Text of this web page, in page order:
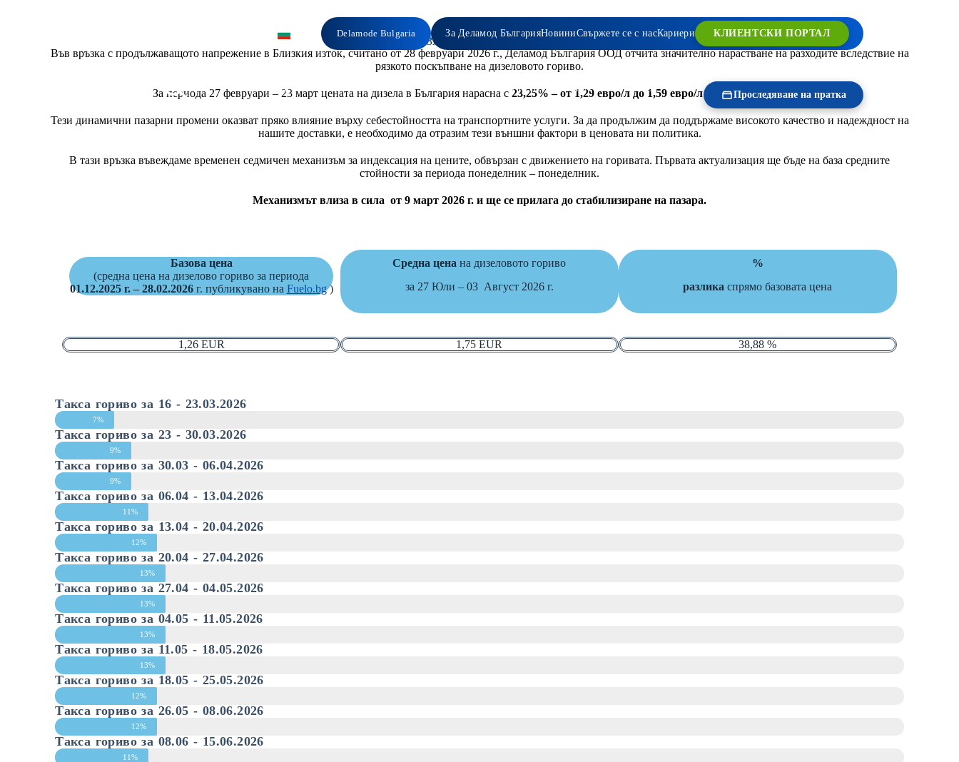
Delamode Bulgaria За Деламод БългарияНовиниСвържете се с насКариери КЛИЕНТСКИ ПОРТАЛ
Международен товарен транспорт УСЛУГИ С ДОБАВЕНА СТОЙНОСТ
Проследяване на пратка
ГОРИВНА ТАКСА ЗАРАДИ КРИЗАТА В БЛИЗКИЯ ИЗТОК
Във връзка с продължаващото напрежение в Близкия изток, считано от 28 февруари 2026 г., Деламод България ООД отчита значително нарастване на разходите вследствие на
рязкото поскъпване на дизеловото гориво.
За периода 27 февруари – 23 март цената на дизела в България нарасна с 23,25% – от 1,29 евро/л до 1,59 евро/л(източник:Fuelo.bg ).
Тези динамични пазарни промени оказват пряко влияние върху себестойността на транспортните услуги. За да продължим да поддържаме високото качество и надеждност на
нашите доставки, е необходимо да отразим тези външни фактори в ценовата ни политика.
В тази връзка въвеждаме временен седмичен механизъм за индексация на цените, обвързан с движението на горивата. Първата актуализация ще бъде на база средните
стойности за периода понеделник – понеделник.
Механизмът влиза в сила от 9 март 2026 г. и ще се прилага до стабилизиране на пазара.
Базова цена
(средна цена на дизелово гориво за периода
01.12.2025 г. – 28.02.2026г. публикувано на Fuelo.bg)
Средна цена на дизеловото гориво
за 27 Юли – 03 Август 2026 г.
%
разлика спрямо базовата цена
1,26 EUR 1,75 EUR 38,88 %
Такса гориво за 16 - 23.03.2026
7%
Такса гориво за 23 - 30.03.2026
9%
Такса гориво за 30.03 - 06.04.2026
9%
Такса гориво за 06.04 - 13.04.2026
11%
Такса гориво за 13.04 - 20.04.2026
12%
Такса гориво за 20.04 - 27.04.2026
13%
Такса гориво за 27.04 - 04.05.2026
13%
Такса гориво за 04.05 - 11.05.2026
13%
Такса гориво за 11.05 - 18.05.2026
13%
Такса гориво за 18.05 - 25.05.2026
12%
Такса гориво за 26.05 - 08.06.2026
12%
Такса гориво за 08.06 - 15.06.2026
11%